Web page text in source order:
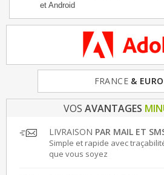
et Android
FRANCE &
VOS AVANTAGES
LIVRAISON PAR MAIL ET
Simple et rapide avec
que vous soyez